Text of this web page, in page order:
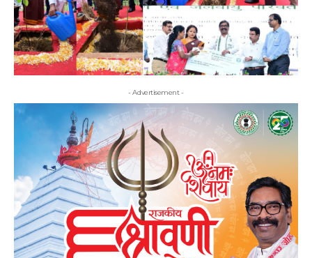
- Advertisement -